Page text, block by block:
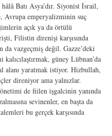
Batı Asya’dır. Siyonist İsrail,
Avrupa emperyalizminin suç
açık ya da örtülü
Filistin direnişi karşısında
da vazgeçmiş değil. Gazze’deki
güney Lübnan’da
alanı yaratmak istiyor. Hizbullah,
direniyor ama yalnızlar.
de fiilen işgalcinin yanında
sevinenler, en başta da
bu gerçek karşısında